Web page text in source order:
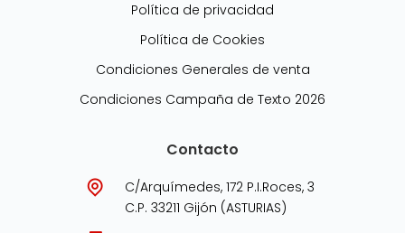
Política de privacidad
Política de Cookies
Condiciones Generales de venta
Condiciones Campaña de Texto 2026
Contacto
C/Arquímedes, 172 P.I.Roces, 3
C.P. 33211 Gijón (ASTURIAS)